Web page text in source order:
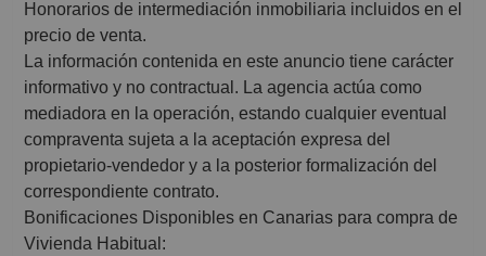
Honorarios de intermediación inmobiliaria incluidos en el
precio de venta.
La información contenida en este anuncio tiene carácter
informativo y no contractual. La agencia actúa como
mediadora en la operación, estando cualquier eventual
compraventa sujeta a la aceptación expresa del
propietario-vendedor y a la posterior formalización del
correspondiente contrato.
Bonificaciones Disponibles en Canarias para compra de
Vivienda Habitual: